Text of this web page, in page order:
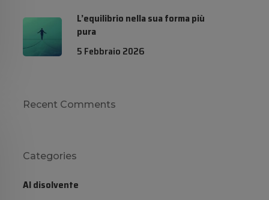
L’equilibrio nella sua forma più
pura
5 Febbraio 2026
Recent Comments
Categories
Al disolvente